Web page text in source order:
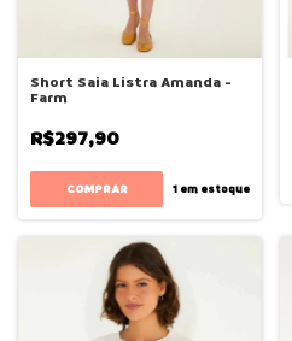
Short Saia Listra Amanda -
Farm
R$297,90
COMPRAR 1em estoque